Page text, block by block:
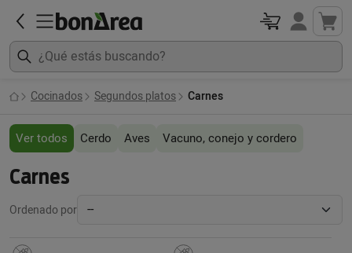
Cocinados Segundos platos Carnes
Ver todos Cerdo Aves Vacuno, conejo y cordero
Carnes
Ordenado por